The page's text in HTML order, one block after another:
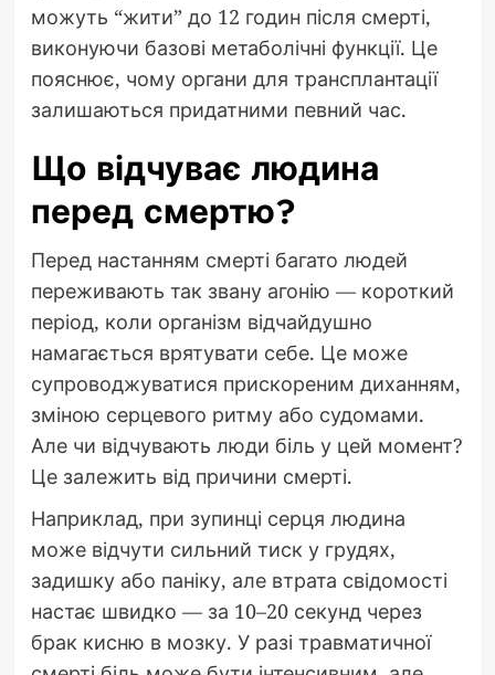
можуть “жити” до 12 годин після смерті,
виконуючи базові метаболічні функції. Це
пояснює, чому органи для трансплантації
залишаються придатними певний час.
Що відчуває людина
перед смертю?
Перед настанням смерті багато людей
переживають так звану агонію — короткий
період, коли організм відчайдушно
намагається врятувати себе. Це може
супроводжуватися прискореним диханням,
зміною серцевого ритму або судомами.
Але чи відчувають люди біль у цей момент?
Це залежить від причини смерті.
Наприклад, при зупинці серця людина
може відчути сильний тиск у грудях,
задишку або паніку, але втрата свідомості
настає швидко — за 10–20 секунд через
брак кисню в мозку. У разі травматичної